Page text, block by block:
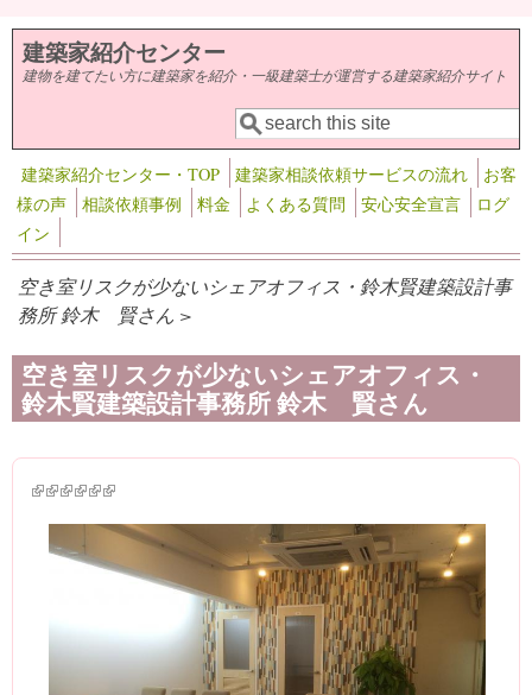
メインコンテンツに移動
建築家紹介センター
建物を建てたい方に建築家を紹介・一級建築士が運営する建築家紹介サイト
検索フォーム
検索
建築家紹介センター・TOP 建築家相談依頼サービスの流れ
お客
様の声
相談依頼事例 料金 よくある質問 安心安全宣言
ログ
イン
空き室リスクが少ないシェアオフィス・鈴木賢建築設計事
務所 鈴木 賢さん >
空き室リスクが少ないシェアオフィス・
鈴木賢建築設計事務所 鈴木 賢さん
(link is external)
(link is external)
(link is external)
(link is external)
(link is external)
(link is external)